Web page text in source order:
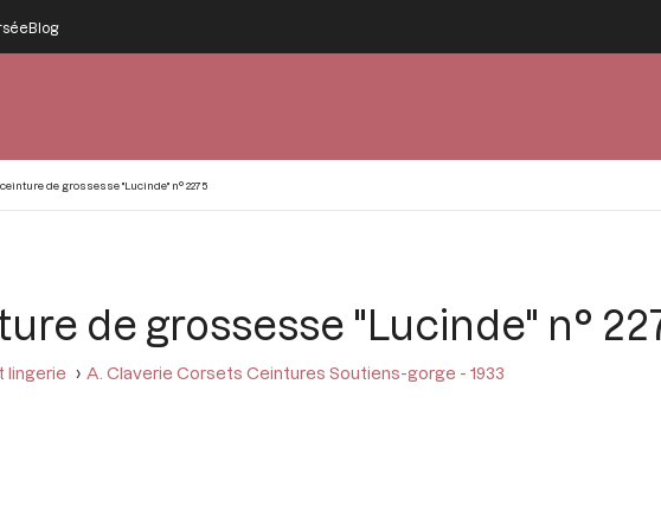
Blog
de grossesse "Lucinde" n° 2275
de grossesse "Lucinde" n°
lingerie A. Claverie Corsets Ceintures Soutiens-gorge - 1933